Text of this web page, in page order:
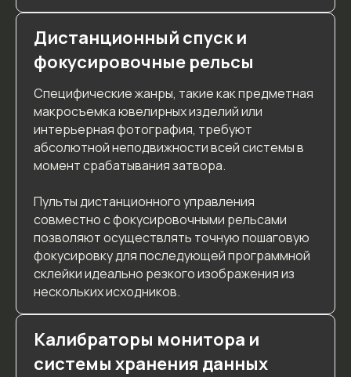
Дистанционный спуск и
фокусировочные рельсы
Специфические жанры, такие как предметная
макросъемка ювелирных изделий или
интерьерная фотография, требуют
абсолютной неподвижности всей системы в
момент срабатывания затвора.
Пульты дистанционного управления
совместно с фокусировочными рельсами
позволяют осуществлять точную пошаговую
фокусировку для последующей программной
склейки идеально резкого изображения из
нескольких исходников.
Калибраторы монитора и
системы хранения данных